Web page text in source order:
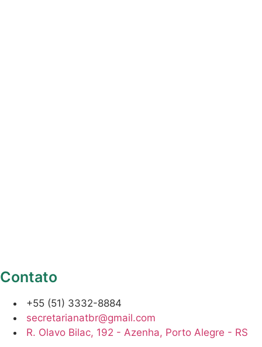
Contato
+55 (51) 3332-8884
secretarianatbr@gmail.com
R. Olavo Bilac, 192 - Azenha, Porto Alegre - RS